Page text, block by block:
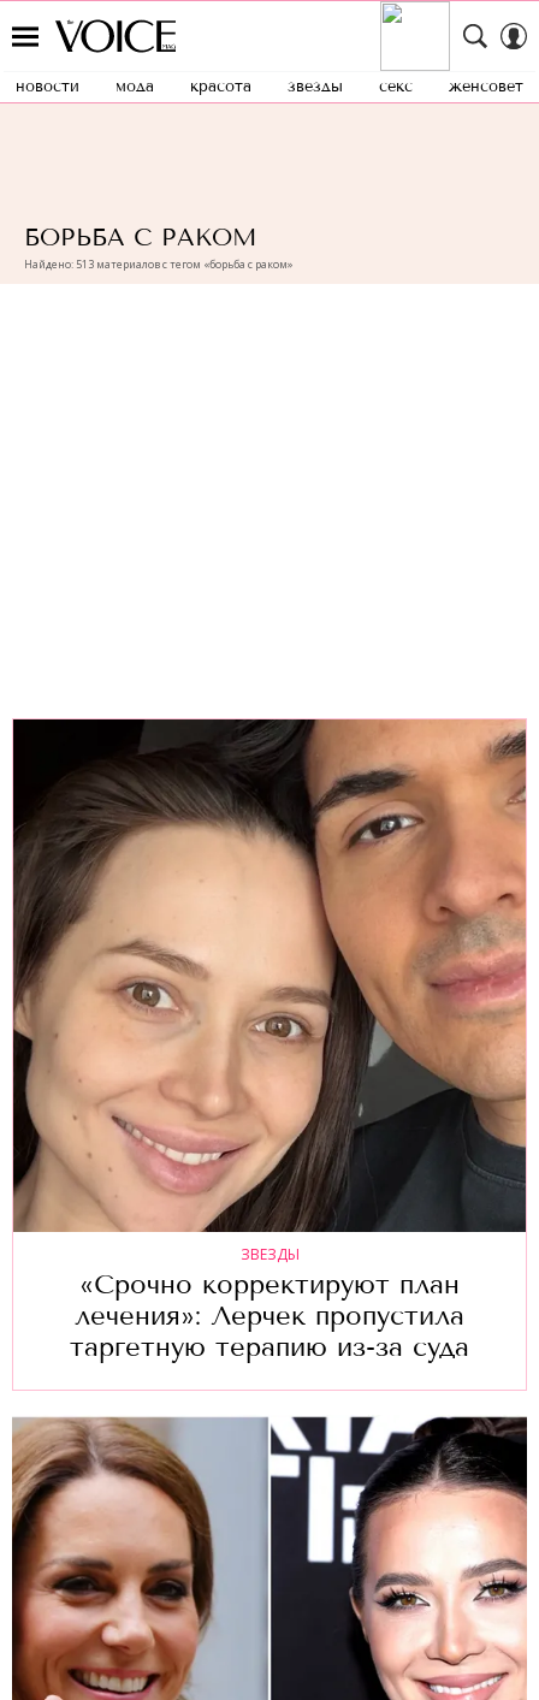
новости мода красота звезды секс женсовет
БОРЬБА С РАКОМ
Найдено: 513 материалов с тегом «борьба с раком»
ЗВЕЗДЫ
«Срочно корректируют план
лечения»: Лерчек пропустила
таргетную терапию из-за суда